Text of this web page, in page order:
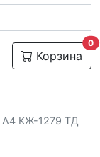
Корзина
0
А4 КЖ-1279 ТД